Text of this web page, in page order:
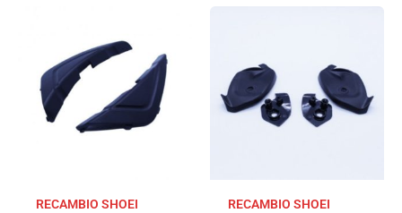
RECAMBIO SHOEI
RECAMBIO SHOEI